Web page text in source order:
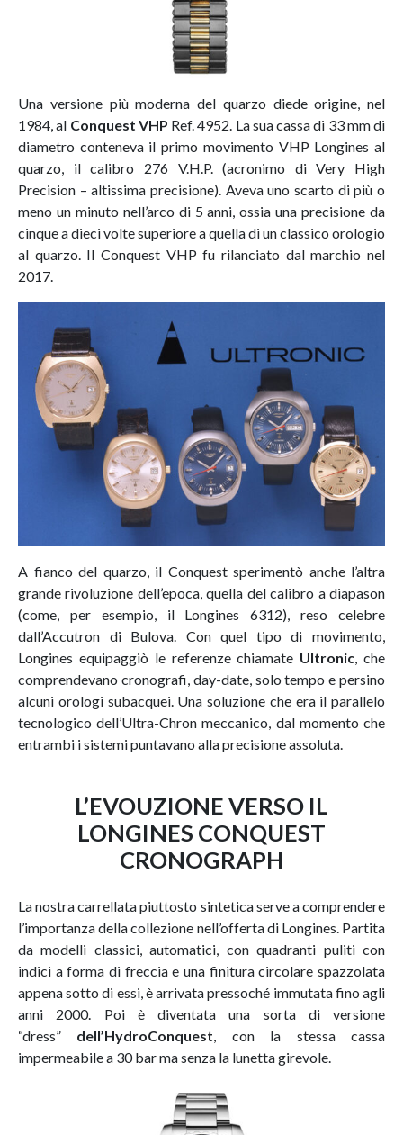
Una versione più moderna del quarzo diede origine, nel
1984, al Conquest VHP Ref. 4952. La sua cassa di 33 mm di
diametro conteneva il primo movimento VHP Longines al
quarzo, il calibro 276 V.H.P. (acronimo di Very High
Precision – altissima precisione). Aveva uno scarto di più o
meno un minuto nell’arco di 5 anni, ossia una precisione da
cinque a dieci volte superiore a quella di un classico orologio
al quarzo. Il Conquest VHP fu rilanciato dal marchio nel
2017.
A fianco del quarzo, il Conquest sperimentò anche l’altra
grande rivoluzione dell’epoca, quella del calibro a diapason
(come, per esempio, il Longines 6312), reso celebre
dall’Accutron di Bulova. Con quel tipo di movimento,
Longines equipaggiò le referenze chiamate Ultronic, che
comprendevano cronografi, day-date, solo tempo e persino
alcuni orologi subacquei. Una soluzione che era il parallelo
tecnologico dell’Ultra-Chron meccanico, dal momento che
entrambi i sistemi puntavano alla precisione assoluta.
L’EVOUZIONE VERSO IL
LONGINES CONQUEST
CRONOGRAPH
La nostra carrellata piuttosto sintetica serve a comprendere
l’importanza della collezione nell’offerta di Longines. Partita
da modelli classici, automatici, con quadranti puliti con
indici a forma di freccia e una finitura circolare spazzolata
appena sotto di essi, è arrivata pressoché immutata fino agli
anni 2000. Poi è diventata una sorta di versione
“dress” dell’HydroConquest, con la stessa cassa
impermeabile a 30 bar ma senza la lunetta girevole.